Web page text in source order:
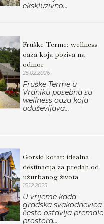
ekskluzivno...
Fruške Terme: wellness
oaza koja poziva na
odmor
25.02.2026.
Fruške Terme u
Vrdniku posebna su
wellness oaza koja
oduševljava...
Gorski kotar: idealna
destinacija za predah od
užurbanog života
15.12.2025.
U vrijeme kada
gradska svakodnevica
često ostavlja premalo
prostora...